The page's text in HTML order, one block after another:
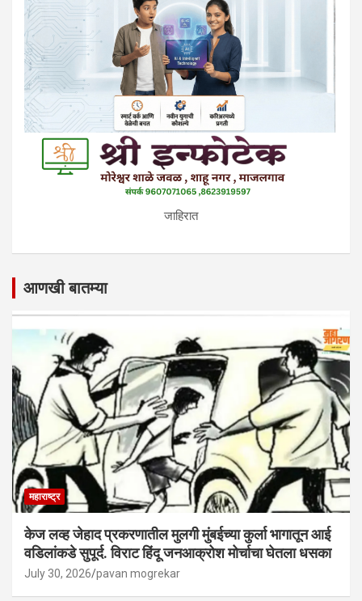
जाहिरात
आणखी बातम्या
महाराष्ट्र
केज लव्ह जेहाद प्रकरणातील मुलगी मुंबईच्या कुर्ला भागातून आई
वडिलांकडे सुपूर्द. विराट हिंदू जनआक्रोश मोर्चाचा घेतला धसका
July 30, 2026 pavan mogrekar